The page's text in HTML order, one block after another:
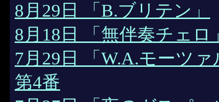
8月29日 「B.ブリテン」
8月18日 「無伴奏チェロ
7月29日 「W.A.モーツ
第4番